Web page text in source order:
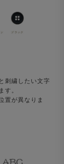
刺繍したい文字
す。
置が異なりま